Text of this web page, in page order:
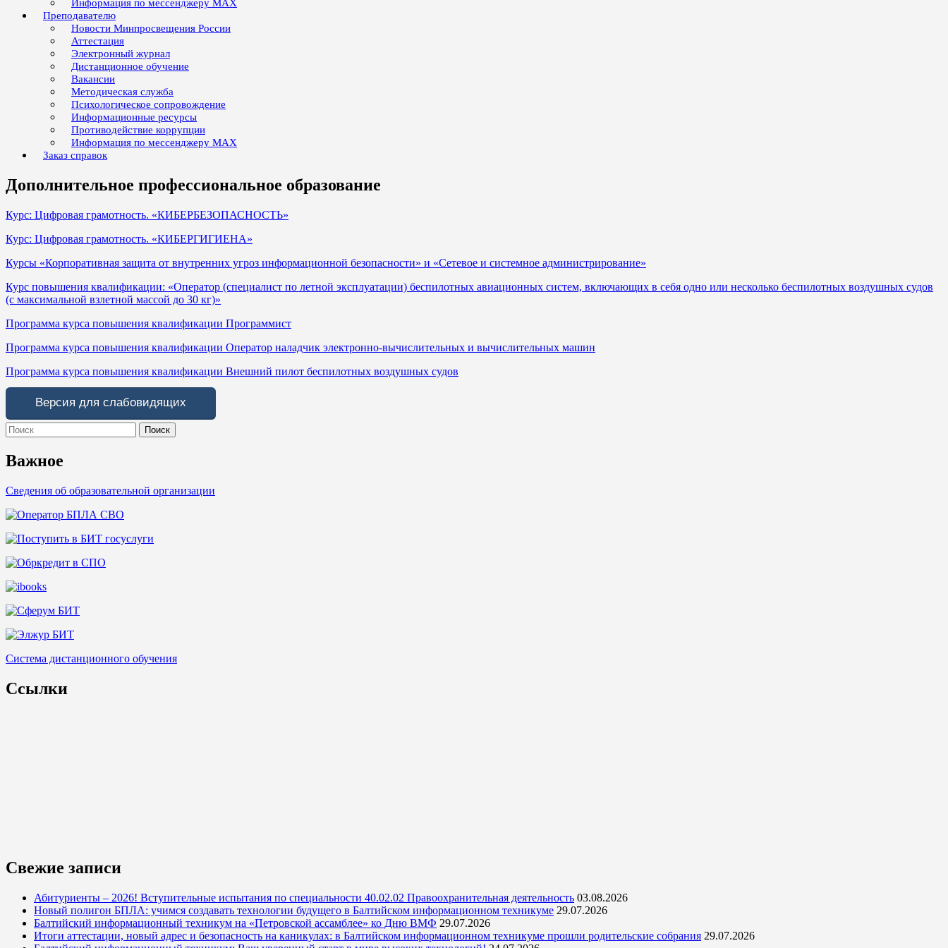
Информация по мессенджеру MAX
Преподавателю
Новости Минпросвещения России
Аттестация
Электронный журнал
Дистанционное обучение
Вакансии
Методическая служба
Психологическое сопровождение
Информационные ресурсы
Противодействие коррупции
Информация по мессенджеру MAX
Заказ справок
Дополнительное профессиональное образование
Курс: Цифровая грамотность. «КИБЕРБЕЗОПАСНОСТЬ»
Курс: Цифровая грамотность. «КИБЕРГИГИЕНА»
Курсы «Корпоративная защита от внутренних угроз информационной безопасности» и «Сетевое и системное администрирование»
Курс повышения квалификации: «Оператор (специалист по летной эксплуатации) беспилотных авиационных систем, включающих в себя одно или несколько беспилотных воздушных судов
(с максимальной взлетной массой до 30 кг)»
Программа курса повышения квалификации Программист
Программа курса повышения квалификации Оператор наладчик электронно-вычислительных и вычислительных машин
Программа курса повышения квалификации Внешний пилот беспилотных воздушных судов
Версия для слабовидящих
Search
for:
Важное
Сведения об образовательной организации
Система дистанционного обучения
Ссылки
Свежие записи
Абитуриенты – 2026! Вступительные испытания по специальности 40.02.02 Правоохранительная деятельность 03.08.2026
Новый полигон БПЛА: учимся создавать технологии будущего в Балтийском информационном техникуме 29.07.2026
Балтийский информационный техникум на «Петровской ассамблее» ко Дню ВМФ 29.07.2026
Итоги аттестации, новый адрес и безопасность на каникулах: в Балтийском информационном техникуме прошли родительские собрания 29.07.2026